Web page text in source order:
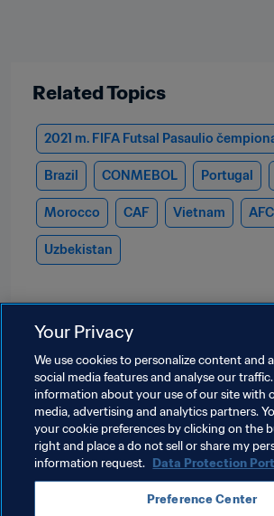
Related Topics
2021 m. FIFA Futsal Pasaulio
Brazil CONMEBOL Portugal
Morocco CAF Vietnam AFC
Uzbekistan
Terms of service
Your Privacy
We use cookies to personalize content and
social media features and analyse our
information about your use of our site with
media, advertising and analytics partners.
your cookie preferences by clicking on the
right and place a do not sell or share my
information request. Data Protection
Preference Center